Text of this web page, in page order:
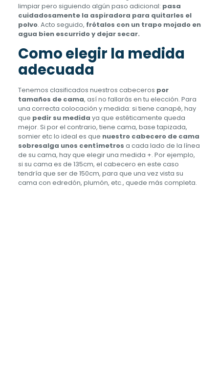
limpiar pero siguiendo algún paso adicional: pasa
cuidadosamente la aspiradora para quitarles el
polvo. Acto seguido, frótalos con un trapo mojado en
agua bien escurrido y dejar secar.
Como elegir la medida
adecuada
Tenemos clasificados nuestros cabeceros por
tamaños de cama, así no fallarás en tu elección. Para
una correcta colocación y medida: si tiene canapé, hay
que pedir su medida ya que estéticamente queda
mejor. Si por el contrario, tiene cama, base tapizada,
somier etc lo ideal es que nuestro cabecero de cama
sobresalga unos centímetros a cada lado de la línea
de su cama, hay que elegir una medida +. Por ejemplo,
si su cama es de 135cm, el cabecero en este caso
tendría que ser de 150cm, para que una vez vista su
cama con edredón, plumón, etc., quede más completa.